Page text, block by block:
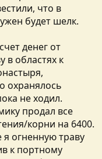
что в
будет шелк.
денег от
в областях к
охранялось
не ходил.
продал все
корни на 6400.
я огненную траву
к портному